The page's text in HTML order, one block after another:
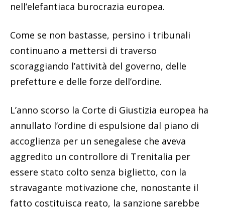
nell’elefantiaca burocrazia europea.
Come se non bastasse, persino i tribunali
continuano a mettersi di traverso
scoraggiando l’attività del governo, delle
prefetture e delle forze dell’ordine.
L’anno scorso la Corte di Giustizia europea ha
annullato l’ordine di espulsione dal piano di
accoglienza per un senegalese che aveva
aggredito un controllore di Trenitalia per
essere stato colto senza biglietto, con la
stravagante motivazione che, nonostante il
fatto costituisca reato, la sanzione sarebbe